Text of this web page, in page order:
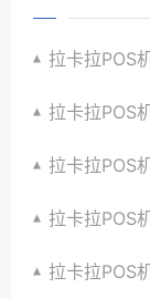
拉卡拉POS机申
拉卡拉POS机申
拉卡拉POS机申请
拉卡拉POS机申请
拉卡拉POS机申